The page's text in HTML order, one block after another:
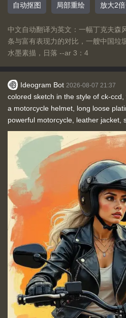
自动抠图 局部重绘 放大2倍
中文自动翻译为英文：一幅丁克夫森
条与富有表现力的对比，一艘中国垃
水墨素描，日落 --ar 3：4
Ideogram Bot 2026-08-07 21:37
colored sketch in the style of ck-
a motorcycle helmet, long loose
powerful motorcycle, leather jacket,